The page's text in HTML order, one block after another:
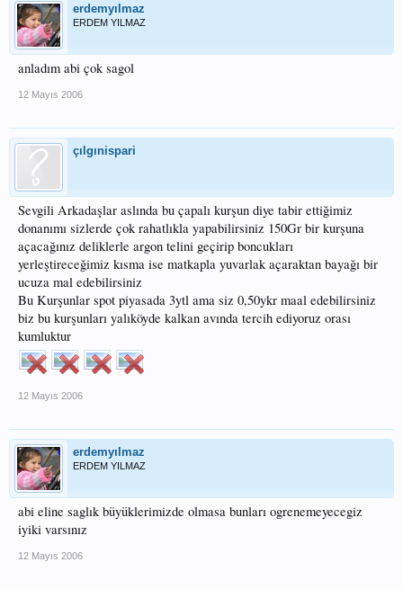
erdemyılmaz
ERDEM YILMAZ
anladım abi çok sagol
12 Mayıs 2006
çılgınispari
Sevgili Arkadaşlar aslında bu çapalı kurşun diye tabir ettiğimiz
donanımı sizlerde çok rahatlıkla yapabilirsiniz 150Gr bir kurşuna
açacağınız deliklerle argon telini geçirip boncukları
yerleştireceğimiz kısma ise matkapla yuvarlak açaraktan bayağı bir
ucuza mal edebilirsiniz
Bu Kurşunlar spot piyasada 3ytl ama siz 0,50ykr maal edebilirsiniz
biz bu kurşunları yalıköyde kalkan avında tercih ediyoruz orası
kumluktur
12 Mayıs 2006
erdemyılmaz
ERDEM YILMAZ
abi eline saglık büyüklerimizde olmasa bunları ogrenemeyecegiz
iyiki varsınız
12 Mayıs 2006